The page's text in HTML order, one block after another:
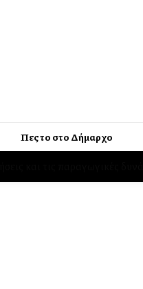
Πες το στο Δήμαρχο